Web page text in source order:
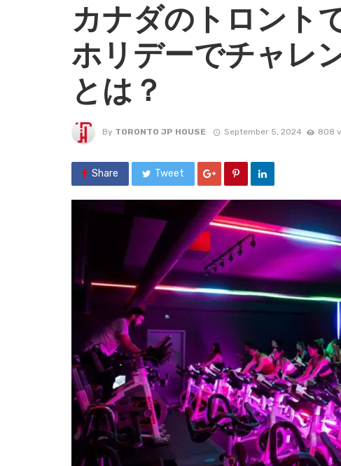
カナダのトロント
ホリデーでチャレ
とは？
By TORONTO JP HOUSE September 5, 2024 808
Share Tweet